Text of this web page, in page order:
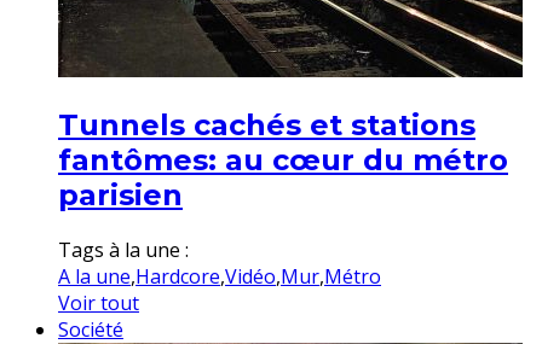
Tunnels cachés et stations
fantômes: au cœur du métro
parisien
Tags à la une :
A la une,Hardcore,Vidéo,Mur,Métro
Voir tout
Société